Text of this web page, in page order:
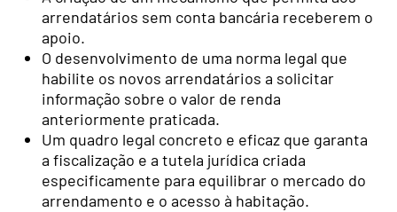
arrendatários sem conta bancária receberem o
apoio.
O desenvolvimento de uma norma legal que
habilite os novos arrendatários a solicitar
informação sobre o valor de renda
anteriormente praticada.
Um quadro legal concreto e eficaz que garanta
a fiscalização e a tutela jurídica criada
especificamente para equilibrar o mercado do
arrendamento e o acesso à habitação.